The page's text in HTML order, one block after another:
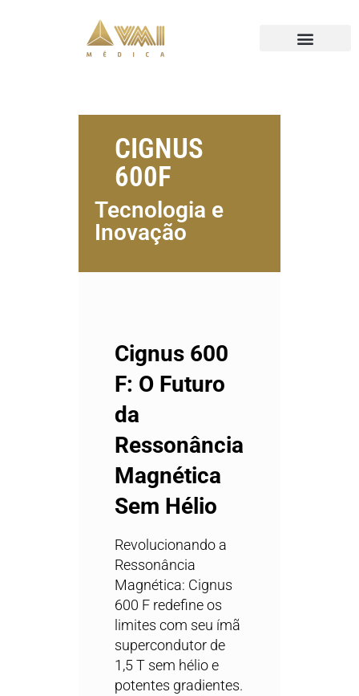
CIGNUS
600F
Tecnologia e
Inovação
Cignus 600
F: O Futuro
da
Ressonância
Magnética
Sem Hélio
Revolucionando a
Ressonância
Magnética: Cignus
600 F redefine os
limites com seu ímã
supercondutor de
1,5 T sem hélio e
potentes gradientes.